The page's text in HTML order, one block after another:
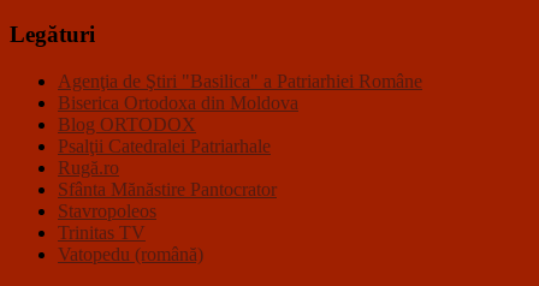
Legături
Agenţia de Ştiri "Basilica" a Patriarhiei Române
Biserica Ortodoxa din Moldova
Blog ORTODOX
Psalţii Catedralei Patriarhale
Rugă.ro
Sfânta Mănăstire Pantocrator
Stavropoleos
Trinitas TV
Vatopedu (română)